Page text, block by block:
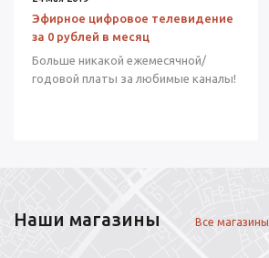
Эфирное цифровое телевидение
за 0 рублей в месяц
Больше никакой ежемесячной/
годовой платы за любимые каналы!
Наши магазины Все магазины